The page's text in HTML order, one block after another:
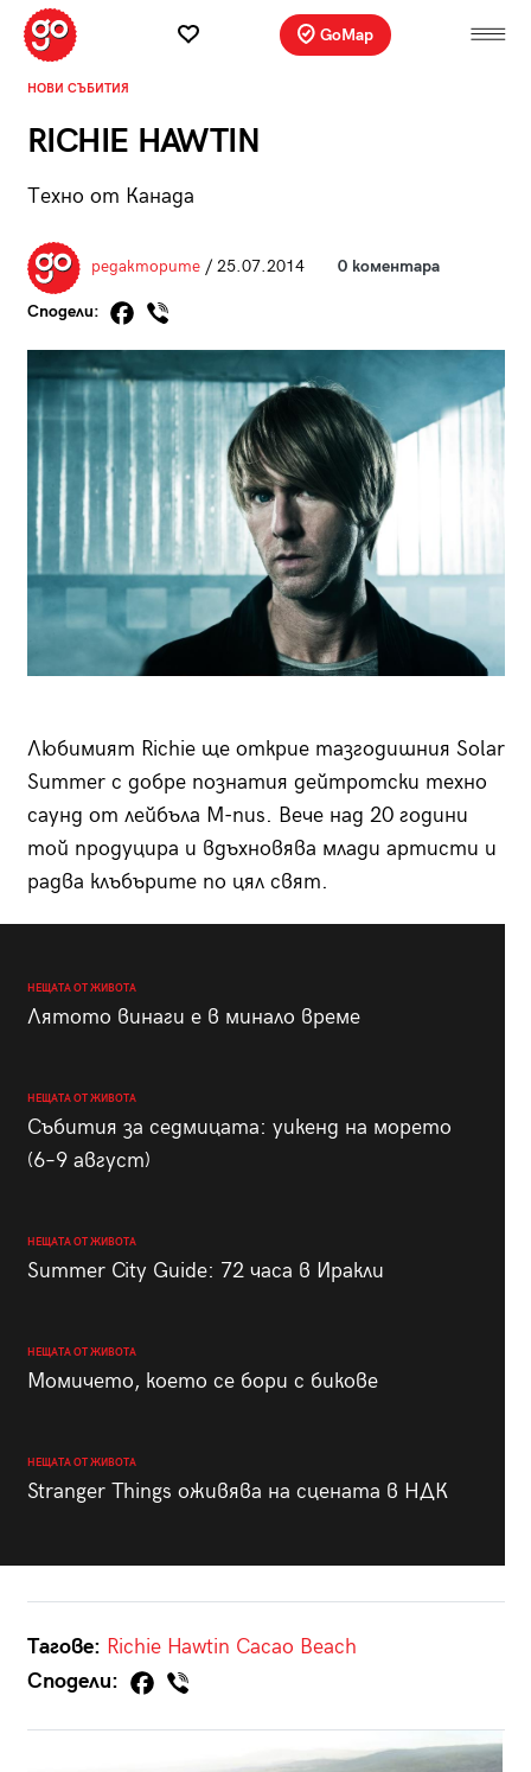
GoMap
НОВИ СЪБИТИЯ
RICHIE HAWTIN
Техно от Канада
редакторите/ 25.07.2014 0 коментара
Сподели:
Любимият Richie ще открие тазгодишния Solar
Summer с добре познатия дейтротски техно
саунд от лейбъла М-nus. Вече над 20 години
той продуцира и вдъхновява млади артисти и
радва клъбърите по цял свят.
НЕЩАТА ОТ ЖИВОТА
Лятото винаги е в минало време
НЕЩАТА ОТ ЖИВОТА
Събития за седмицата: уикенд на морето
(6–9 август)
НЕЩАТА ОТ ЖИВОТА
Summer City Guide: 72 часа в Иракли
НЕЩАТА ОТ ЖИВОТА
Момичето, което се бори с бикове
НЕЩАТА ОТ ЖИВОТА
Stranger Things оживява на сцената в НДК
Тагове: Richie Hawtin Cacao Beach
Сподели: